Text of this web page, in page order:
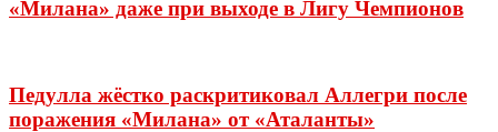
«Милана» даже при выходе в Лигу Чемпионов
Педулла жёстко раскритиковал Аллегри после
поражения «Милана» от «Аталанты»